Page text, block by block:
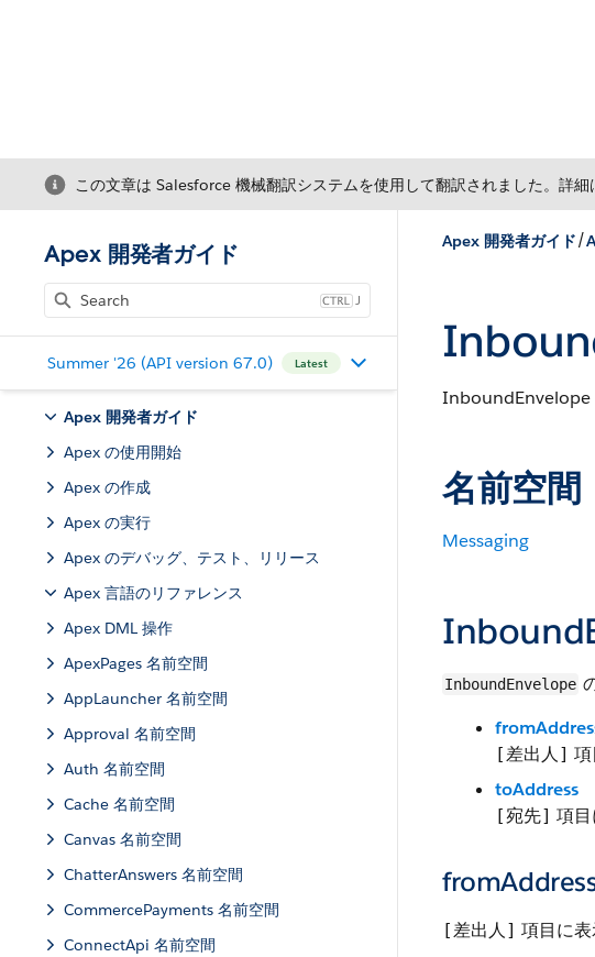
この文章は Salesforce 機械翻訳システムを使用して翻訳されました。詳細
Apex 開発者ガイド
J
Summer '26 (API version 67.0) Latest
Apex 開発者ガイド
Apex の使用開始
Apex の作成
Apex の実行
Apex のデバッグ、テスト、リリース
Apex 言語のリファレンス
Apex DML 操作
ApexPages 名前空間
AppLauncher 名前空間
Approval 名前空間
Auth 名前空間
Cache 名前空間
Canvas 名前空間
ChatterAnswers 名前空間
CommercePayments 名前空間
ConnectApi 名前空間
Apex 開発者ガイド/
InboundEnvelope
名前空間
Messaging
InboundEnvelope
[差出人]
toAddress
[宛先] 項目
[差出人] 項目に表